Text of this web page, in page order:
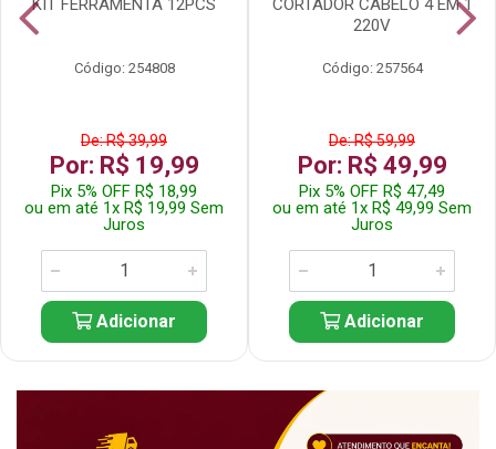
KIT FERRAMENTA 12PCS
Código: 254808
De: R$ 39,99
Por: R$ 19,99
Pix 5% OFF R$ 18,99
ou em até 1x R$ 19,99 Sem
Juros
Adicionar
CORTADOR CABELO 4 EM 1
220V
Código: 257564
De: R$ 59,99
Por: R$ 49,99
Pix 5% OFF R$ 47,49
ou em até 1x R$ 49,99 Sem
Juros
Adicionar